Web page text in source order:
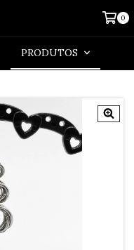
0
PRODUTOS